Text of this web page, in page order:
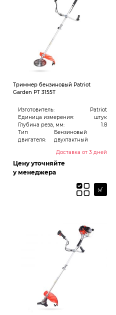
Триммер бензиновый Patriot
Garden PT 3155Т
Изготовитель:
Patriot
Единица измерения:
штук
Глубина реза, мм:
1.8
Тип
двигателя:
Бензиновый
двухтактный
Доставка от 3 дней
Цену уточняйте
у менеджера